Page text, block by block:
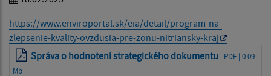
https://www.enviroportal.sk/eia/detail/program-na-
zlepsenie-kvality-ovzdusia-pre-zonu-nitriansky-kraj
Správa o hodnotení strategického dokumentu | PDF | 0.09
Mb